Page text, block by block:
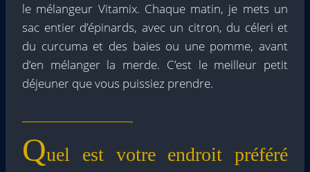
le mélangeur Vitamix. Chaque matin, je mets un
sac entier d’épinards, avec un citron, du céleri et
du curcuma et des baies ou une pomme, avant
d’en mélanger la merde. C’est le meilleur petit
déjeuner que vous puissiez prendre.
Quel est votre endroit préféré